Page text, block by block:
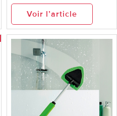
Voir l’article